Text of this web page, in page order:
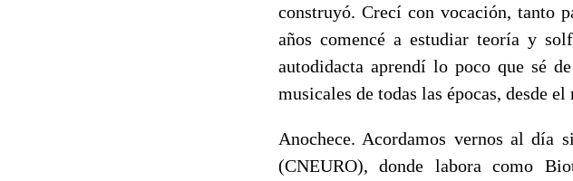
construyó. Crecí con vocación, tanto
años comencé a estudiar teoría y
autodidacta aprendí lo poco que sé
musicales de todas las épocas, desde
Anochece. Acordamos vernos al día
(CNEURO), donde labora como